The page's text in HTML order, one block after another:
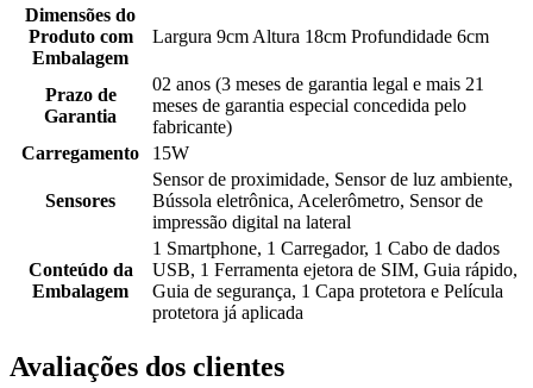
Dimensões do
Produto com
Embalagem
Largura 9cm Altura 18cm Profundidade 6cm
Prazo de
Garantia
02 anos (3 meses de garantia legal e mais 21
meses de garantia especial concedida pelo
fabricante)
Carregamento
15W
Sensores
Sensor de proximidade, Sensor de luz ambiente,
Bússola eletrônica, Acelerômetro, Sensor de
impressão digital na lateral
Conteúdo da
Embalagem
1 Smartphone, 1 Carregador, 1 Cabo de dados
USB, 1 Ferramenta ejetora de SIM, Guia rápido,
Guia de segurança, 1 Capa protetora e Película
protetora já aplicada
Avaliações dos clientes